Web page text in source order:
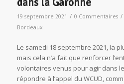
19 septembre 2021 / 0 Commentaires /
Bordeaux
Le samedi 18 septembre 2021, la
mais cela n’a fait que renforcer
volontaires venus pour agir dans
répondre à l’appel du WCUD,